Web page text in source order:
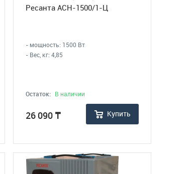
Ресанта ACH-1500/1-Ц
- мощность: 1500 Вт
- Вес, кг: 4,85
Остаток: В наличии
26 090 ₸ Купить